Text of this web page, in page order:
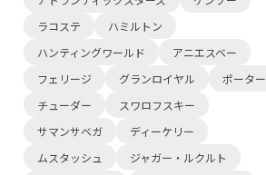
ラコステ
ハミルトン
ハンティングワールド
アニエスベー
フェリージ
グランロイヤル
ポーター
チューダー
スワロフスキー
サマンサベガ
ディーケリー
ムスタッシュ
ジャガー・ルクルト